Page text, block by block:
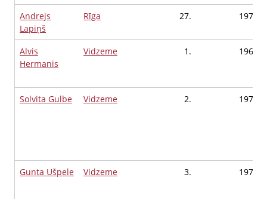
Andrejs
Lapiņš
Rīga 27. 1979
Alvis
Hermanis
Vidzeme 1. 1965
Solvita Gulbe Vidzeme 2. 1976
Gunta Ušpele Vidzeme 3. 1978